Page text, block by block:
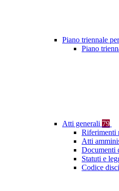
Piano triennale
Piano
Atti generali 79
Riferimenti
Atti
Documenti
Statuti e
Codice